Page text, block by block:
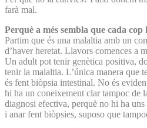
farà mal.
Perquè a més sembla que cada cop
Partim que és una malaltia amb un
d’haver heretat. Llavors comences a
Un adult pot tenir genètica positiva,
tenir la malaltia. L’única manera que
és fent biòpsia intestinal. No és
hi ha un coneixement clar tampoc de
diagnosi efectiva, perquè no hi ha
i anar fent biòpsies, suposo que